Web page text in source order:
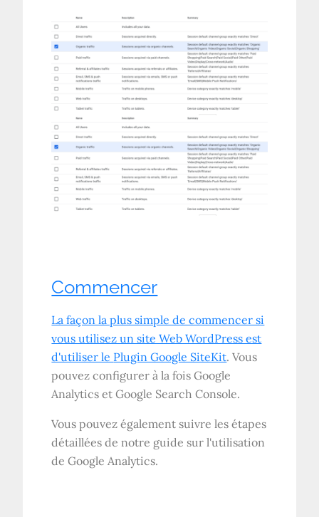
Commencer
La façon la plus simple de commencer si
vous utilisez un site Web WordPress est
d'utiliser le Plugin Google SiteKit. Vous
pouvez configurer à la fois Google
Analytics et Google Search Console.
Vous pouvez également suivre les étapes
détaillées de notre guide sur l'utilisation
de Google Analytics.